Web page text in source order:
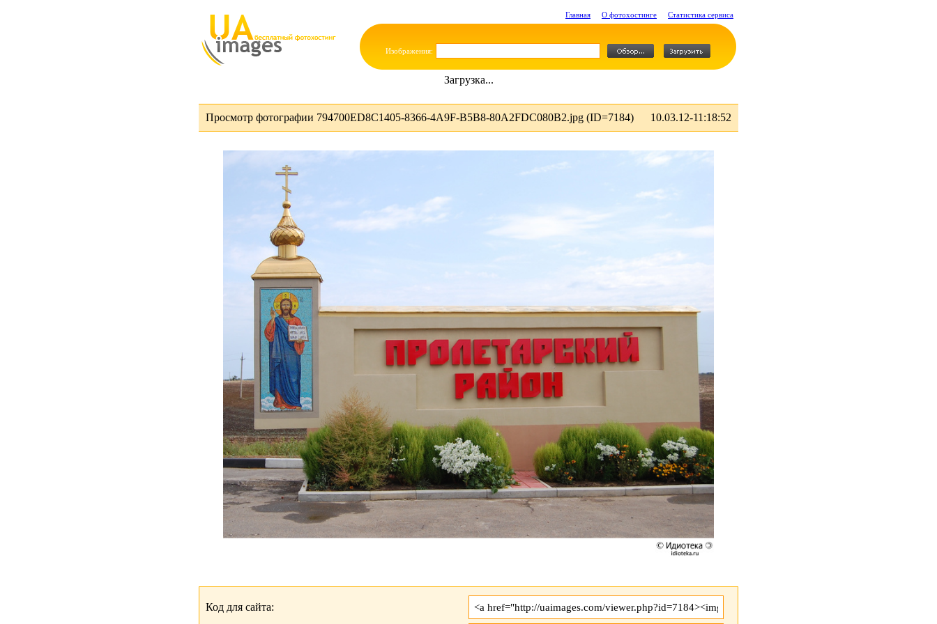
Главная О фотохостинге Статистика сервиса
Изображения:
Загрузка...
Просмотр фотографии 794700ED8C1405-8366-4A9F-B5B8-80A2FDC080B2.jpg (ID=7184) 10.03.12-11:18:52
Код для сайта: